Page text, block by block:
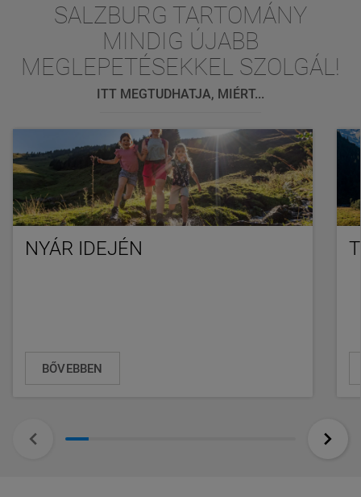
SALZBURG TARTOMÁNY
MINDIG ÚJABB
MEGLEPETÉSEKKEL SZOLGÁL!
ITT MEGTUDHATJA, MIÉRT...
NYÁR IDEJÉN
BŐVEBBEN